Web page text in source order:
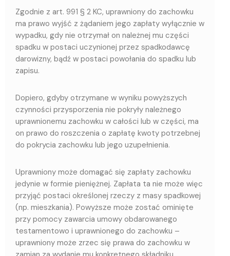
Zgodnie z art. 991 § 2 KC, uprawniony do zachowku
ma prawo wyjść z żądaniem jego zapłaty wyłącznie w
wypadku, gdy nie otrzymał on należnej mu części
spadku w postaci uczynionej przez spadkodawcę
darowizny, bądź w postaci powołania do spadku lub
zapisu.
Dopiero, gdyby otrzymane w wyniku powyższych
czynności przysporzenia nie pokryły należnego
uprawnionemu zachowku w całości lub w części, ma
on prawo do roszczenia o zapłatę kwoty potrzebnej
do pokrycia zachowku lub jego uzupełnienia.
Uprawniony może domagać się zapłaty zachowku
jedynie w formie pieniężnej. Zapłata ta nie może więc
przyjąć postaci określonej rzeczy z masy spadkowej
(np. mieszkania). Powyższe może zostać ominięte
przy pomocy zawarcia umowy obdarowanego
testamentowo i uprawnionego do zachowku –
uprawniony może zrzec się prawa do zachowku w